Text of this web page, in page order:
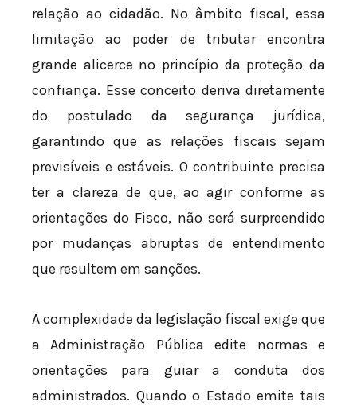
relação ao cidadão. No âmbito fiscal, essa
limitação ao poder de tributar encontra
grande alicerce no princípio da proteção da
confiança. Esse conceito deriva diretamente
do postulado da segurança jurídica,
garantindo que as relações fiscais sejam
previsíveis e estáveis. O contribuinte precisa
ter a clareza de que, ao agir conforme as
orientações do Fisco, não será surpreendido
por mudanças abruptas de entendimento
que resultem em sanções.
A complexidade da legislação fiscal exige que
a Administração Pública edite normas e
orientações para guiar a conduta dos
administrados. Quando o Estado emite tais